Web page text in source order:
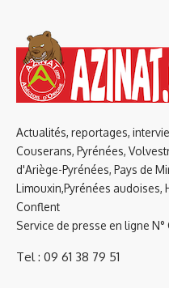
Actualités, reportages,
Couserans, Pyrénées,
d'Ariège-Pyrénées, Pays de
Limouxin,Pyrénées audoises,
Conflent
Service de presse en ligne N°
Tel : 09 61 38 79 51